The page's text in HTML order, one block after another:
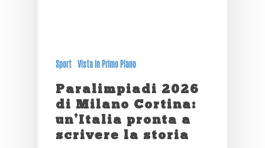
Sport Vista in Primo Piano
Paralimpiadi 2026
di Milano Cortina:
un’Italia pronta a
scrivere la storia